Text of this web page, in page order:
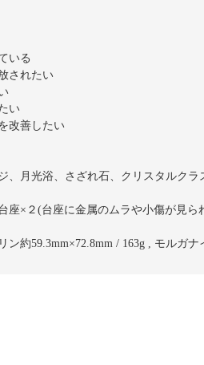
いる
されたい
い
改善したい
、月光浴、さざれ石、クリスタルクラ
座×２(台座に金属のムラや小傷が見
ン約59.3mm×72.8mm / 163g , モルガナ